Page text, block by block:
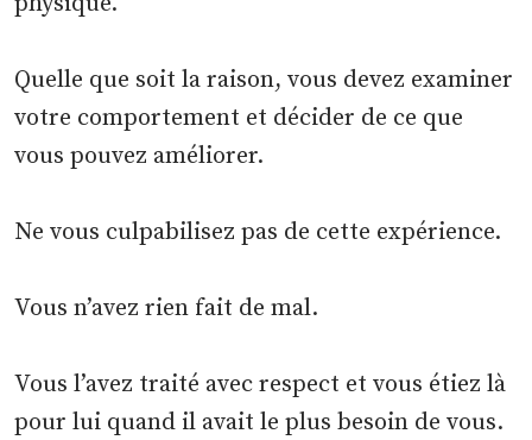
Quelle que soit la raison, vous devez examiner
votre comportement et décider de ce que
vous pouvez améliorer.
Ne vous culpabilisez pas de cette expérience.
Vous n’avez rien fait de mal.
Vous l’avez traité avec respect et vous étiez là
pour lui quand il avait le plus besoin de vous.